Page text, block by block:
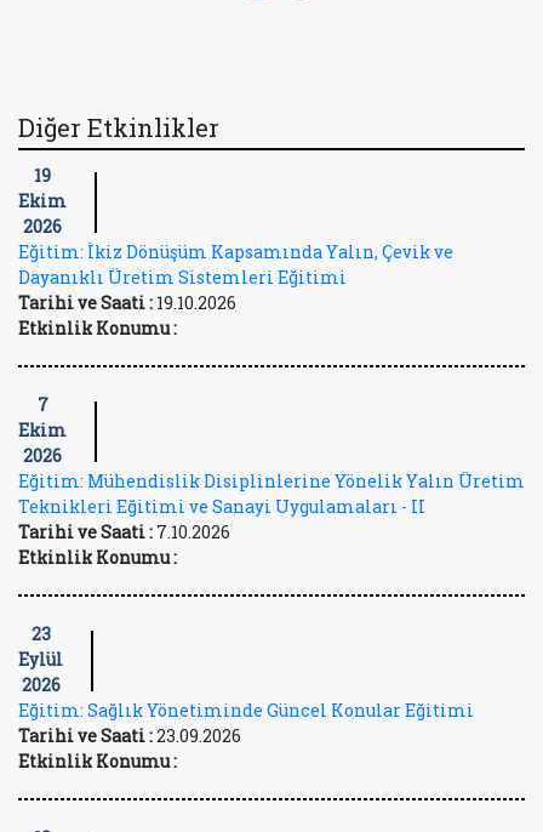
Diğer Etkinlikler
19
Ekim
2026
Eğitim: İkiz Dönüşüm Kapsamında Yalın, Çevik ve
Dayanıklı Üretim Sistemleri Eğitimi
Tarihi ve Saati : 19.10.2026
Etkinlik Konumu :
7
Ekim
2026
Eğitim: Mühendislik Disiplinlerine Yönelik Yalın Üretim
Teknikleri Eğitimi ve Sanayi Uygulamaları - II
Tarihi ve Saati : 7.10.2026
Etkinlik Konumu :
23
Eylül
2026
Eğitim: Sağlık Yönetiminde Güncel Konular Eğitimi
Tarihi ve Saati :23.09.2026
Etkinlik Konumu :